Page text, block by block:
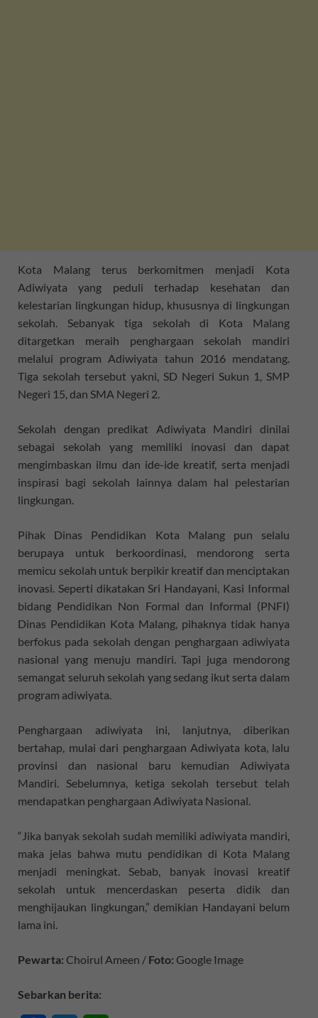
Kota Malang terus berkomitmen menjadi Kota
Adiwiyata yang peduli terhadap kesehatan dan
kelestarian lingkungan hidup, khususnya di lingkungan
sekolah. Sebanyak tiga sekolah di Kota Malang
ditargetkan meraih penghargaan sekolah mandiri
melalui program Adiwiyata tahun 2016 mendatang.
Tiga sekolah tersebut yakni, SD Negeri Sukun 1, SMP
Negeri 15, dan SMA Negeri 2.
Sekolah dengan predikat Adiwiyata Mandiri dinilai
sebagai sekolah yang memiliki inovasi dan dapat
mengimbaskan ilmu dan ide-ide kreatif, serta menjadi
inspirasi bagi sekolah lainnya dalam hal pelestarian
lingkungan.
Pihak Dinas Pendidikan Kota Malang pun selalu
berupaya untuk berkoordinasi, mendorong serta
memicu sekolah untuk berpikir kreatif dan menciptakan
inovasi. Seperti dikatakan Sri Handayani, Kasi Informal
bidang Pendidikan Non Formal dan Informal (PNFI)
Dinas Pendidikan Kota Malang, pihaknya tidak hanya
berfokus pada sekolah dengan penghargaan adiwiyata
nasional yang menuju mandiri. Tapi juga mendorong
semangat seluruh sekolah yang sedang ikut serta dalam
program adiwiyata.
Penghargaan adiwiyata ini, lanjutnya, diberikan
bertahap, mulai dari penghargaan Adiwiyata kota, lalu
provinsi dan nasional baru kemudian Adiwiyata
Mandiri. Sebelumnya, ketiga sekolah tersebut telah
mendapatkan penghargaan Adiwiyata Nasional.
“Jika banyak sekolah sudah memiliki adiwiyata mandiri,
maka jelas bahwa mutu pendidikan di Kota Malang
menjadi meningkat. Sebab, banyak inovasi kreatif
sekolah untuk mencerdaskan peserta didik dan
menghijaukan lingkungan,” demikian Handayani belum
lama ini.
Pewarta: Choirul Ameen / Foto: Google Image
Sebarkan berita: